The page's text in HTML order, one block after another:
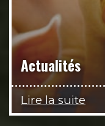
Actualités
Lire la suite